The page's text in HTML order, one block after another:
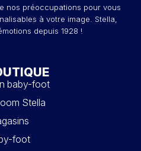
nos préoccupations pour vous
à votre image. Stella,
depuis 1928 !
baby-foot
Stella
foot